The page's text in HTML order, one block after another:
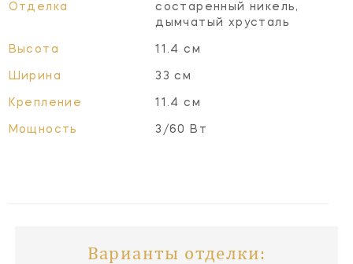
Отделка
состаренный никель,
дымчатый хрусталь
Высота 11.4 см
Ширина 33 см
Крепление 11.4 см
Мощность 3/60 Вт
Варианты отделки: